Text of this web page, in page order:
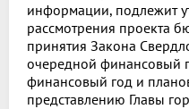
информации, подлежит
рассмотрения проекта
принятия Закона
очередной финансовый
финансовый год и
представлению Главы